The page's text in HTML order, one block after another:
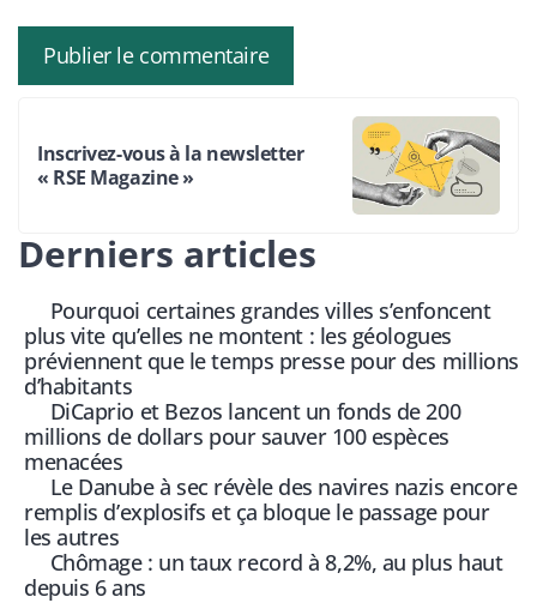
Inscrivez-vous à la newsletter
« RSE Magazine »
Derniers articles
Pourquoi certaines grandes villes s’enfoncent
plus vite qu’elles ne montent : les géologues
préviennent que le temps presse pour des millions
d’habitants
DiCaprio et Bezos lancent un fonds de 200
millions de dollars pour sauver 100 espèces
menacées
Le Danube à sec révèle des navires nazis encore
remplis d’explosifs et ça bloque le passage pour
les autres
Chômage : un taux record à 8,2%, au plus haut
depuis 6 ans